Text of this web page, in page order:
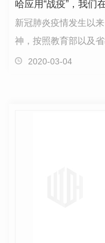
哈应用“战疫”，我们
新冠肺炎疫情发生以
神，按照教育部以及
控和教育教学工作安排
2020-03-04